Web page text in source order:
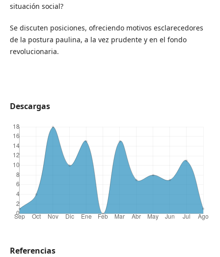
situación social?
Se discuten posiciones, ofreciendo motivos esclarecedores
de la postura paulina, a la vez prudente y en el fondo
revolucionaria.
Descargas
Referencias